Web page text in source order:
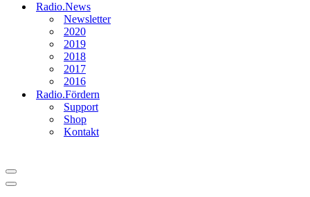
Radio.News
Newsletter
2020
2019
2018
2017
2016
Radio.Fördern
Support
Shop
Kontakt
Navigationsmenü
Navigationsmenü